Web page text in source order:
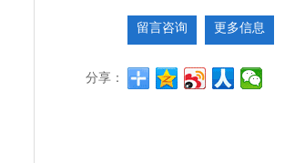
留言咨询 更多信息
分享：